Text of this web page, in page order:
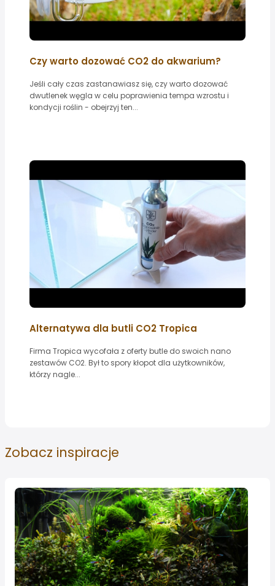
Czy warto dozować CO2 do akwarium?
Jeśli cały czas zastanawiasz się, czy warto dozować
dwutlenek węgla w celu poprawienia tempa wzrostu i
kondycji roślin - obejrzyj ten...
Alternatywa dla butli CO2 Tropica
Firma Tropica wycofała z oferty butle do swoich nano
zestawów CO2. Był to spory kłopot dla użytkowników,
którzy nagle...
Zobacz inspiracje